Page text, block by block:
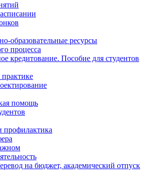
образовательные ресурсы
процесса
кредитование. Пособие для студентов
помощь
профилактика
на бюджет, академический отпуск